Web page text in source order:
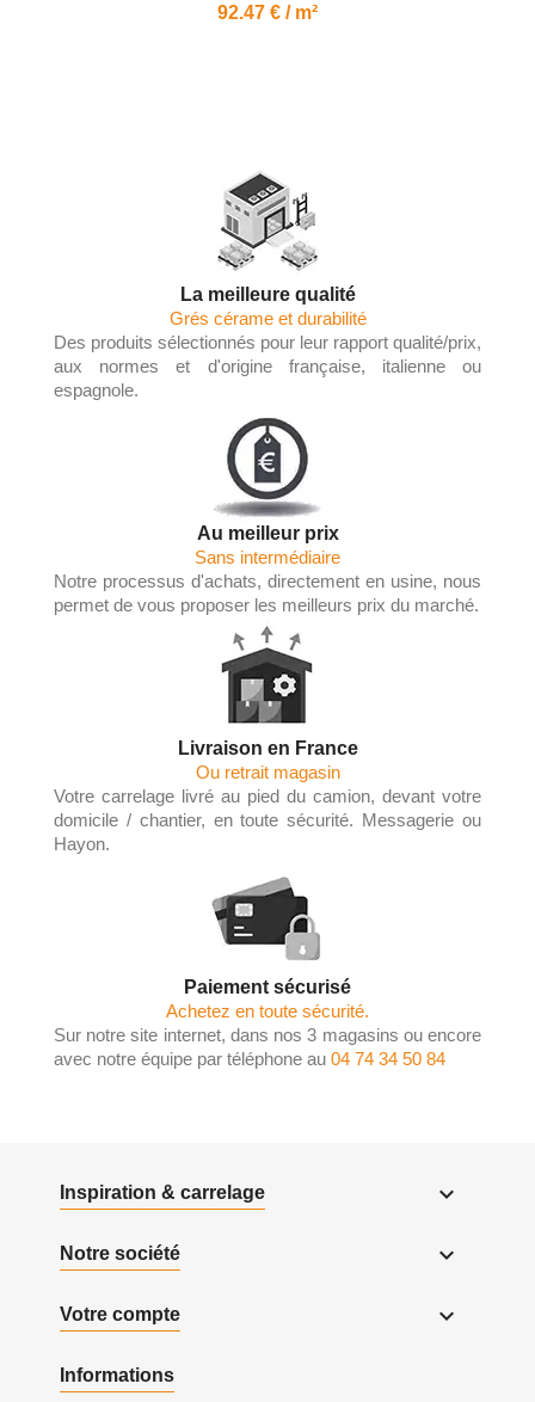
92.47 € / m²
La meilleure qualité
Grés cérame et durabilité
Des produits sélectionnés pour leur rapport qualité/prix,
aux normes et d'origine française, italienne ou
espagnole.
Au meilleur prix
Sans intermédiaire
Notre processus d'achats, directement en usine, nous
permet de vous proposer les meilleurs prix du marché.
Livraison en France
Ou retrait magasin
Votre carrelage livré au pied du camion, devant votre
domicile / chantier, en toute sécurité. Messagerie ou
Hayon.
Paiement sécurisé
Achetez en toute sécurité.
Sur notre site internet, dans nos 3 magasins ou encore
avec notre équipe par téléphone au 04 74 34 50 84
Inspiration & carrelage 
Notre société 
Votre compte 
Informations